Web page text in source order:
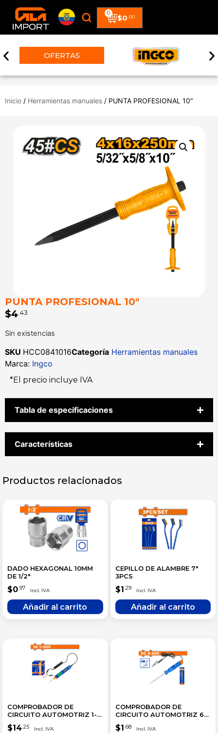
$0 .00
0
Inicio / Herramientas manuales / PUNTA PROFESIONAL 10″
PUNTA PROFESIONAL 10″
$4 .43
Sin existencias
SKU HCC0841016Categoría Herramientas manuales
Marca: Ingco
*El precio incluye IVA
Tabla de especificaciones
Características
Productos relacionados
DADO HEXAGONAL 10MM
DE 1/2″
$0.97
CEPILLO DE ALAMBRE 7″
3PCS
$1.29
COMPROBADOR DE
CIRCUITO AUTOMOTRIZ 1-
100V
$14.25
COMPROBADOR DE
CIRCUITO AUTOMOTRIZ 6-
24V
$1.68